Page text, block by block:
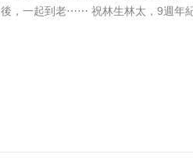
後，一起到老⋯⋯ 祝林生林太，9週年